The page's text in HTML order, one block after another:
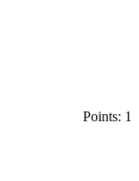
Points: 1